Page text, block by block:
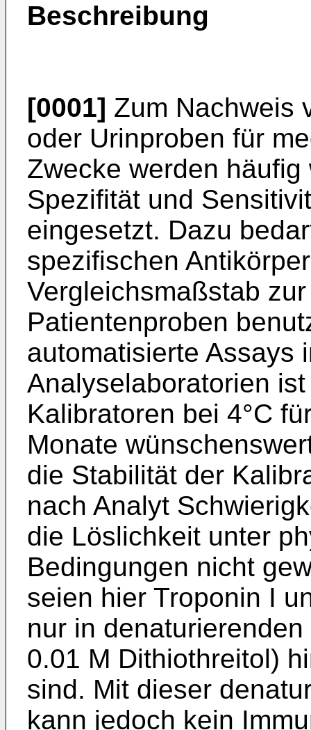
Beschreibung
[0001] Zum Nachweis
oder Urinproben für
Zwecke werden
Spezifität und
eingesetzt. Dazu
spezifischen
Vergleichsmaßstab
Patientenproben
automatisierte Assays
Analyselaboratorien
Kalibratoren bei 4°C
Monate
die Stabilität der
nach Analyt
die Löslichkeit unter
Bedingungen nicht
seien hier Troponin I
nur in
0.01 M Dithiothreitol)
sind. Mit dieser
kann jedoch kein